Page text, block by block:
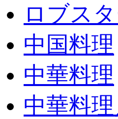
ロブス
中国料理
中華料理
中華料